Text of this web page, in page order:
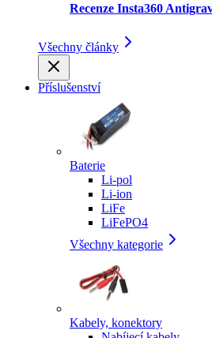
Recenze Insta360
Všechny články
Příslušenství
Baterie
Li-pol
Li-ion
LiFe
LiFePO4
Všechny kategorie
Kabely, konektory